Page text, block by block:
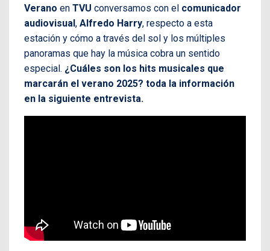
Verano en TVU conversamos con el comunicador
audiovisual , Alfredo Harry, respecto a esta
estación y cómo a través del sol y los múltiples
panoramas que hay la música cobra un sentido
especial. ¿Cuáles son los hits musicales que
marcarán el verano 2025? toda la información
en la siguiente entrevista.